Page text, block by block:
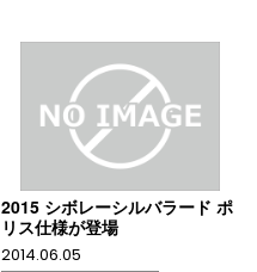
2015 シボレーシルバラード ポ
リス仕様が登場
2014.06.05